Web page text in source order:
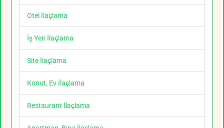
Otel İlaçlama
İş Yeri İlaçlama
Site İlaçlama
Konut, Ev İlaçlama
Restaurant İlaçlama